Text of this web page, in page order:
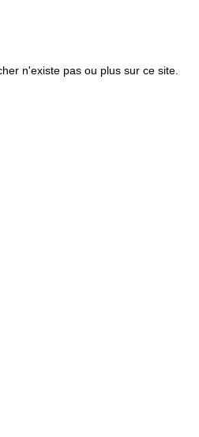
n'existe pas ou plus sur ce site.